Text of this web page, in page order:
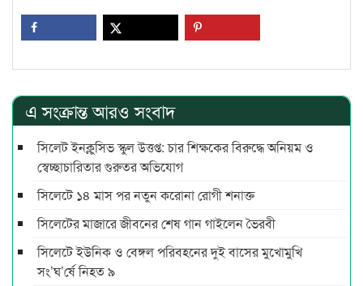
এ সংক্রান্ত আরও সংবাদ
সিলেট ইনক্লুসিভ স্কুল উত্তপ্ত: চার শিক্ষকের বিরুদ্ধে অনিয়ম ও
স্বেচ্ছাচারিতার গুরুতর অভিযোগ
সিলেটে ১৪ মাস পর নতুন করোনা রোগী শনাক্ত
সিলেটের মাজারে জীবনের শেষ গান গাইলেন ভৈরবী
সিলেটে ইউনিক ও বেঙ্গল পরিবহনের দুই বাসের মুখোমুখি
সং’ঘ’র্ষে নিহত ৯